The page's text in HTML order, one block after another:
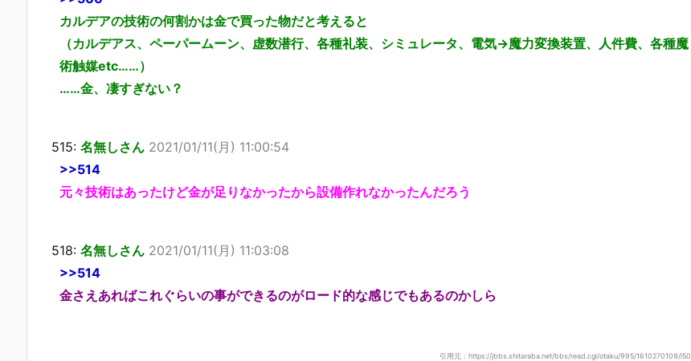
カルデアの技術の何割かは金で買った物だと考えると
（カルデアス、ペーパームーン、虚数潜行、各種礼装、シミュレータ、電気→魔力変換装置、人件費、各種魔
術触媒etc……）
……金、凄すぎない？
515: 名無しさん 2021/01/11(月) 11:00:54
>>514
元々技術はあったけど金が足りなかったから設備作れなかったんだろう
518: 名無しさん 2021/01/11(月) 11:03:08
>>514
金さえあればこれぐらいの事ができるのがロード的な感じでもあるのかしら
引用元：https://jbbs.shitaraba.net/bbs/read.cgi/otaku/995/1610270109/l50